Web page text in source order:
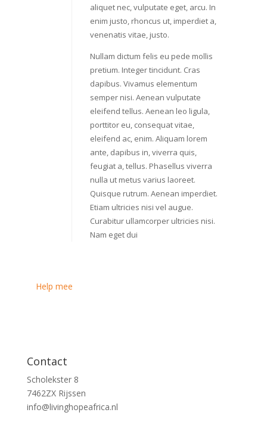
aliquet nec, vulputate eget, arcu. In
enim justo, rhoncus ut, imperdiet a,
venenatis vitae, justo.
Nullam dictum felis eu pede mollis
pretium. Integer tincidunt. Cras
dapibus. Vivamus elementum
semper nisi. Aenean vulputate
eleifend tellus. Aenean leo ligula,
porttitor eu, consequat vitae,
eleifend ac, enim. Aliquam lorem
ante, dapibus in, viverra quis,
feugiat a, tellus. Phasellus viverra
nulla ut metus varius laoreet.
Quisque rutrum. Aenean imperdiet.
Etiam ultricies nisi vel augue.
Curabitur ullamcorper ultricies nisi.
Nam eget dui
Help mee
Contact
Scholekster 8
7462ZX Rijssen
info@livinghopeafrica.nl